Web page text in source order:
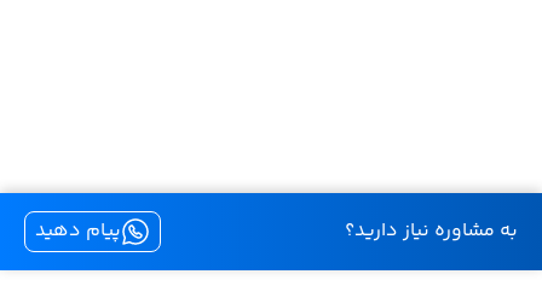
به مشاوره نیاز دارید؟ پیام دهید